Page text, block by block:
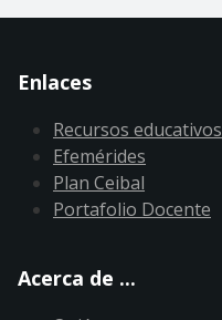
Enlaces
Recursos educativos
Efemérides
Plan Ceibal
Portafolio Docente
Acerca de ...